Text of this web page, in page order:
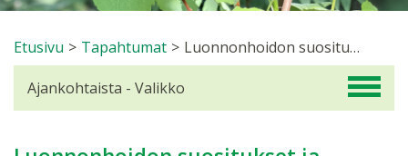
Etusivu > Tapahtumat > Luonnonhoidon suositukset ja ekologinen kestävyys – metsänhoidon suositusten ajankohtaiswebinaari 24.5.2022
Ajankohtaista - Valikko